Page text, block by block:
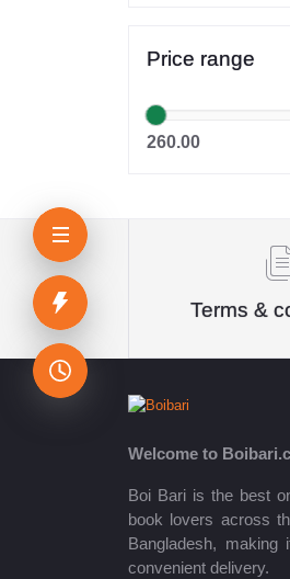
রাহনুমা প্রকাশনী
মানহাল পাবলিকেশন
দি নেটওয়ার্ক রিসার্চ &
Panjeri
Somokalin
তাম্রলিপি
Puthiniloy-
Prime
Price range
260.00
Terms &
Welcome to
Boi Bari is the best
book lovers across
Bangladesh,
convenient delivery.